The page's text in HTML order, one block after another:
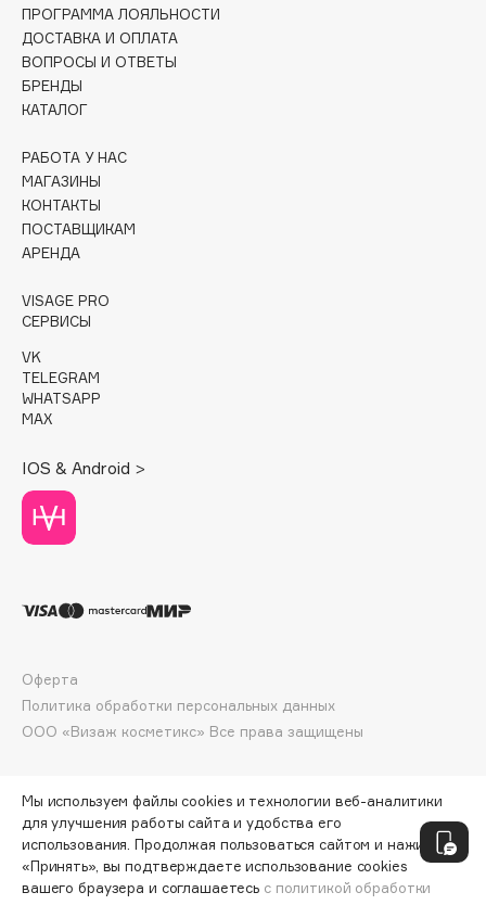
CosRX
Cottolina
Crescina
Curaprox
D
DABO
Darphin
Davines
Dessange
Dior
Divage
Dorco
Dr. Vranjes Firenze
Dr.Althea
Dr.Ceuracle
DSD de Luxe
Dyson
ПРОГРАММА ЛОЯЛЬНОСТИ
ДОСТАВКА И ОПЛАТА
ВОПРОСЫ И ОТВЕТЫ
БРЕНДЫ
КАТАЛОГ
РАБОТА У НАС
МАГАЗИНЫ
КОНТАКТЫ
ПОСТАВЩИКАМ
АРЕНДА
VISAGE PRO
СЕРВИСЫ
VK
TELEGRAM
WHATSAPP
MAX
IOS & Android >
ООО «Визаж косметикс» Все права защищены
Оферта
Политика обработки персональных данных
Мы используем файлы cookies и технологии веб-аналитики
для улучшения работы сайта и удобства его
использования. Продолжая пользоваться сайтом и нажимая
«Принять», вы подтверждаете использование cookies
вашего браузера и соглашаетесь с политикой обработки